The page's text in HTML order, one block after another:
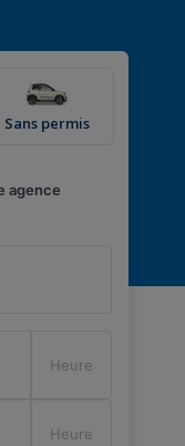
Sans permis
agence